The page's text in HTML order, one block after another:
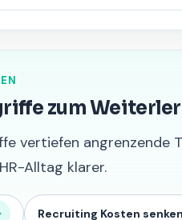
zum
vertiefen angrenzende
Alltag klarer.
Recruiting Kosten senken